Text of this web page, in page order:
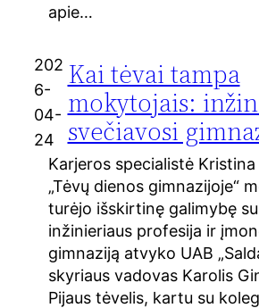
apie…
202
6-
04-
24
Kai tėvai tampa
mokytojais:
svečiavosi
Karjeros specialistė
„Tėvų dienos gimnazijoje“
turėjo išskirtinę galimybę
inžinieriaus profesija ir
gimnaziją atvyko UAB
skyriaus vadovas Karolis
Pijaus tėvelis, kartu su